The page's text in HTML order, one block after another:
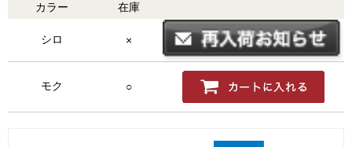
カラー 在庫
シロ ×
モク ○